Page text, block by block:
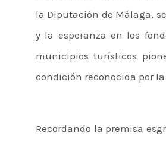
la Diputación de Málaga,
y la esperanza en los
municipios turísticos
condición reconocida por la
Recordando la premisa